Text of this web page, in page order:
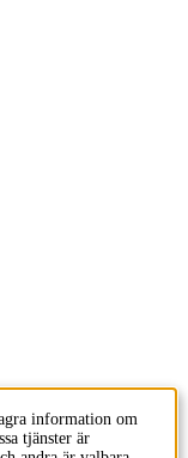
information om
tjänster är